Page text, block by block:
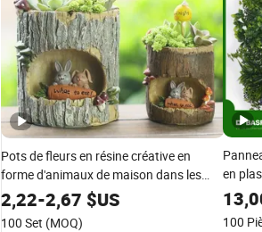
Pots de fleurs en résine créative en
forme d'animaux de maison dans les
arbres, pots de plantes succulentes,
décoration de jardin Bl21203
2,22-2,67 $US
100 Set (MOQ)
en
100